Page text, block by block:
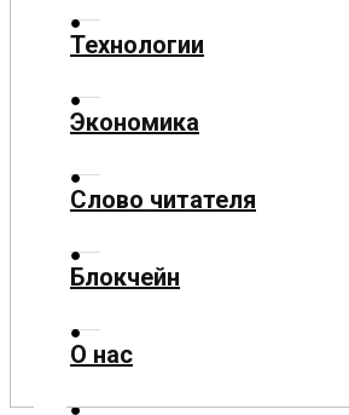
Политика
Экономика
Слово
Технологии
Экономика
Слово читателя
Блокчейн
О нас